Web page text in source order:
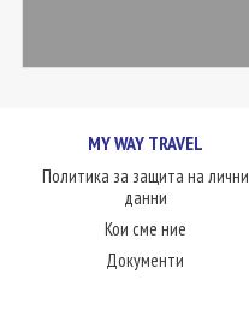
MY WAY TRAVEL
Политика за защита на лични
данни
Кои сме ние
Документи